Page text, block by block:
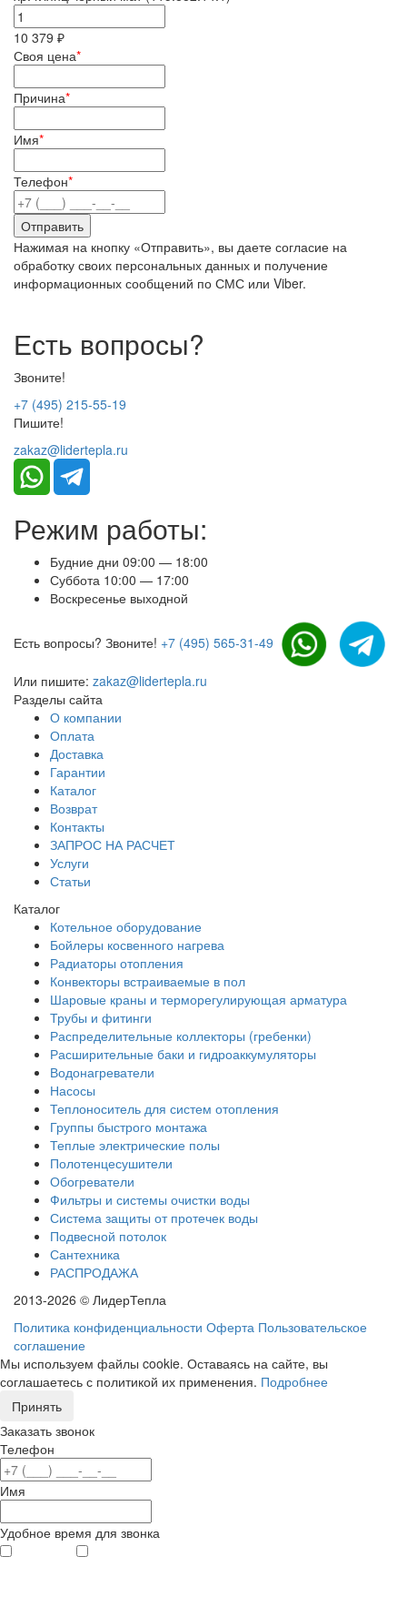
10 379 ₽
Своя цена*
Причина*
Имя*
Телефон*
Нажимая на кнопку «Отправить», вы даете согласие на
обработку своих персональных данных и получение
информационных сообщений по СМС или Viber.
Есть вопросы?
Звоните!
+7 (495) 215-55-19
Пишите!
zakaz@lidertepla.ru
Режим работы:
Будние дни 09:00 — 18:00
Суббота 10:00 — 17:00
Воскресенье выходной
Есть вопросы? Звоните! +7 (495) 565-31-49
Или пишите: zakaz@lidertepla.ru
Разделы сайта
О компании
Оплата
Доставка
Гарантии
Каталог
Возврат
Контакты
ЗАПРОС НА РАСЧЕТ
Услуги
Статьи
Каталог
Котельное оборудование
Бойлеры косвенного нагрева
Радиаторы отопления
Конвекторы встраиваемые в пол
Шаровые краны и терморегулирующая арматура
Трубы и фитинги
Распределительные коллекторы (гребенки)
Расширительные баки и гидроаккумуляторы
Водонагреватели
Насосы
Теплоноситель для систем отопления
Группы быстрого монтажа
Теплые электрические полы
Полотенцесушители
Обогреватели
Фильтры и системы очистки воды
Система защиты от протечек воды
Подвесной потолок
Сантехника
РАСПРОДАЖА
2013-2026 © ЛидерТепла
Политика конфиденциальности Оферта Пользовательское
соглашение
Мы используем файлы cookie. Оставаясь на сайте, вы
соглашаетесь с политикой их применения. Подробнее
Принять
Заказать звонок
Телефон
Имя
Удобное время для звонка